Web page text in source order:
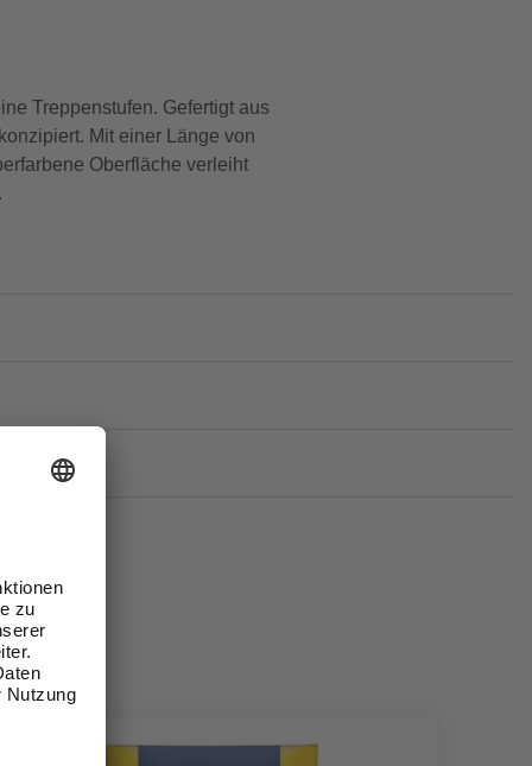
Treppenstufen. Gefertigt aus
Mit einer Länge von
Oberfläche verleiht